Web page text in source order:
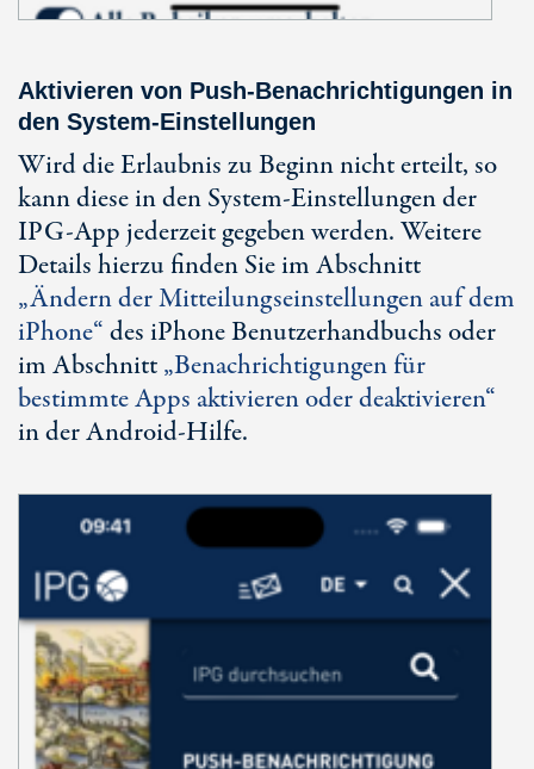
Aktivieren von Push-Benachrichtigungen in
den System-Einstellungen
Wird die Erlaubnis zu Beginn nicht erteilt, so
kann diese in den System-Einstellungen der
IPG-App jederzeit gegeben werden. Weitere
Details hierzu finden Sie im Abschnitt
„Ändern der Mitteilungseinstellungen auf dem
iPhone“des iPhone Benutzerhandbuchs oder
im Abschnitt„Benachrichtigungen für
bestimmte Apps aktivieren oder deaktivieren“
in der Android-Hilfe.